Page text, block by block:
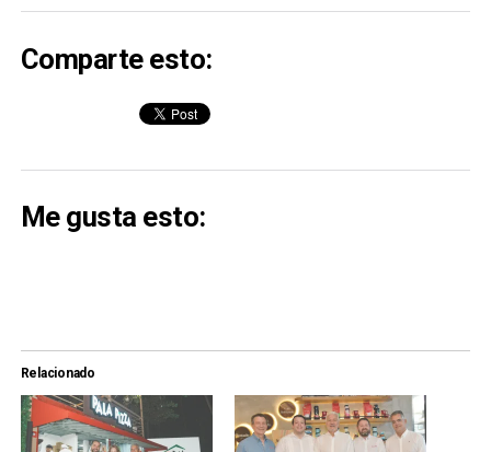
Comparte esto:
Me gusta esto:
Relacionado